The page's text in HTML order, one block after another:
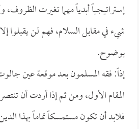
إستراتيجياً أبدياً مهما تغيرت
شيء في مقابل السلام، فهم لن يقبلوا
بوضوح.
إذاً: فقه المسلمون بعد موقعة عين
المقام الأول، ومن ثم إذا أردت أن
فلابد أن تكون مستمسكاً تماماً بهذا